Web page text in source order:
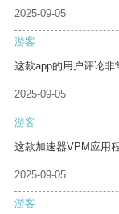
2025-09-05
游客
这款app的用户评论非
2025-09-05
游客
这款加速器VPM应用
2025-09-05
游客